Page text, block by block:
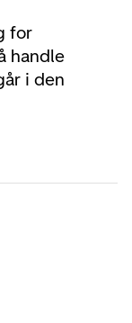
for
handle
i den